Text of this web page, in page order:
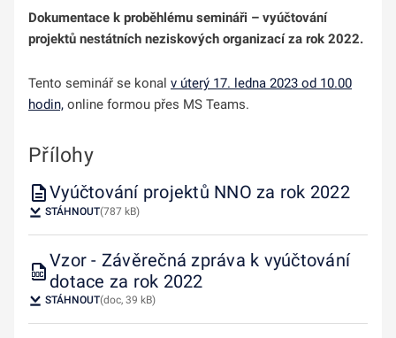
Dokumentace k proběhlému semináři – vyúčtování
projektů nestátních neziskových organizací za rok 2022.
Tento seminář se konal v úterý 17. ledna 2023 od 10.00
hodin, online formou přes MS Teams.
Přílohy
Vyúčtování projektů NNO za rok 2022
STÁHNOUT(787 kB)
Vzor - Závěrečná zpráva k vyúčtování
dotace za rok 2022
STÁHNOUT(doc, 39 kB)